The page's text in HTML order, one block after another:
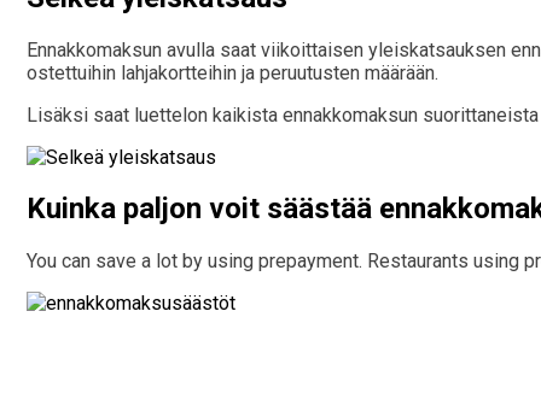
Ennakkomaksun avulla saat viikoittaisen yleiskatsauksen
ostettuihin lahjakortteihin ja peruutusten määrään.
Lisäksi saat luettelon kaikista ennakkomaksun
Kuinka paljon voit säästää
You can save a lot by using prepayment. Restaurants using